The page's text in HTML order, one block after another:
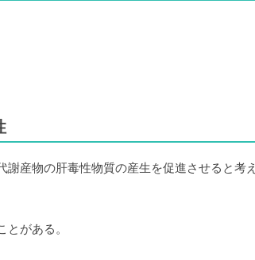
産物の肝毒性物質の産生を促進させると考え
がある。